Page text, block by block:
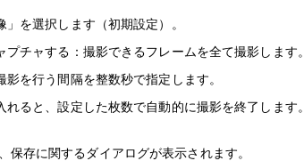
を選択します（初期設定）。
チャする：撮影できるフレームを全て撮影します。
を行う間隔を整数秒で指定します。
ると、設定した枚数で自動的に撮影を終了します。
保存に関するダイアログが表示されます。